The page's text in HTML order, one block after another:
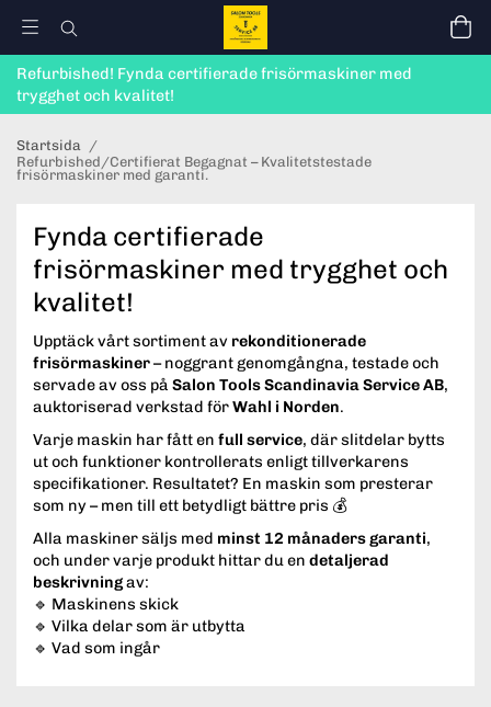
Refurbished! Fynda certifierade frisörmaskiner med
trygghet och kvalitet!
Startsida /
Refurbished/Certifierat Begagnat – Kvalitetstestade
frisörmaskiner med garanti.
Fynda certifierade
frisörmaskiner med trygghet och
kvalitet!
Upptäck vårt sortiment av rekonditionerade
frisörmaskiner– noggrant genomgångna, testade och
servade av oss på Salon Tools Scandinavia Service AB,
auktoriserad verkstad förWahl i Norden.
Varje maskin har fått en full service, där slitdelar bytts
ut och funktioner kontrollerats enligt tillverkarens
specifikationer. Resultatet? En maskin som presterar
som ny – men till ett betydligt bättre pris 💰
Alla maskiner säljs med minst 12 månaders garanti,
och under varje produkt hittar du en detaljerad
beskrivningav:
🔹 Maskinens skick
🔹 Vilka delar som är utbytta
🔹 Vad som ingår